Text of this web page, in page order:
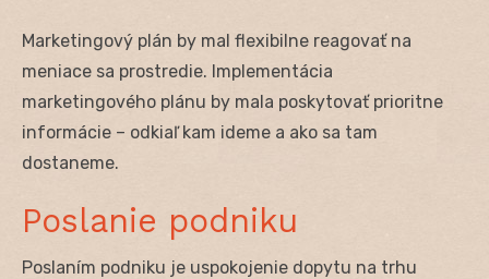
Marketingový plán by mal flexibilne reagovať na
meniace sa prostredie. Implementácia
marketingového plánu by mala poskytovať prioritne
informácie – odkiaľ kam ideme a ako sa tam
dostaneme.
Poslanie podniku
Poslaním podniku je uspokojenie dopytu na trhu